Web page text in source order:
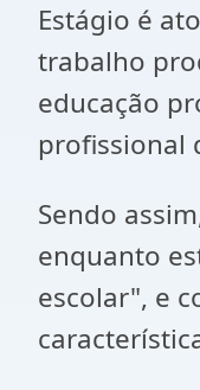
Estágio é
trabalho
educação
profissional
Sendo
enquanto
escolar", e